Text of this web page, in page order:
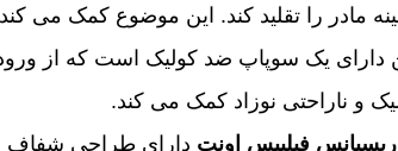
را تقلید کند. این موضوع کمک می کند
دارای یک سوپاپ ضد کولیک است که از
و ناراحتی نوزاد کمک می کند.
فیلیپس اونت دارای طراحی